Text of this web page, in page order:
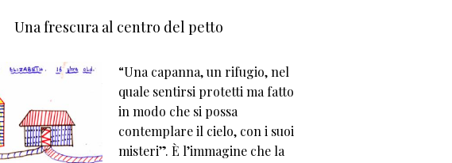
Una frescura al centro del petto
“Una capanna, un rifugio, nel
quale sentirsi protetti ma fatto
in modo che si possa
contemplare il cielo, con i suoi
misteri”. È l’immagine che la